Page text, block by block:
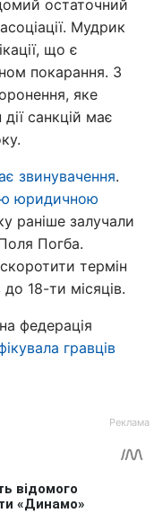
остаточний
Мудрик
що є
покарання. З
яке
санкцій має
звинувачення.
юридичною
раніше залучали
Погба.
термін
до 18-ти місяців.
федерація
гравців